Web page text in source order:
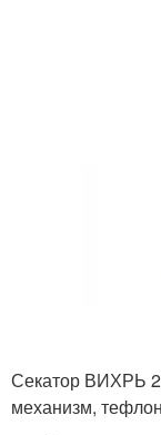
Секатор ВИХРЬ
механизм,